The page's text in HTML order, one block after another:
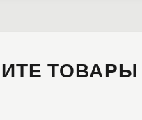
ТОВАРЫ